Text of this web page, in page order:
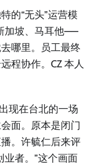
的“无头”运营模
加坡、马耳他——
哪里。员工最终
程协作。CZ 本人
现在台北的一场
面。原本是闭门
。许毓仁后来评
业者。”这个画面